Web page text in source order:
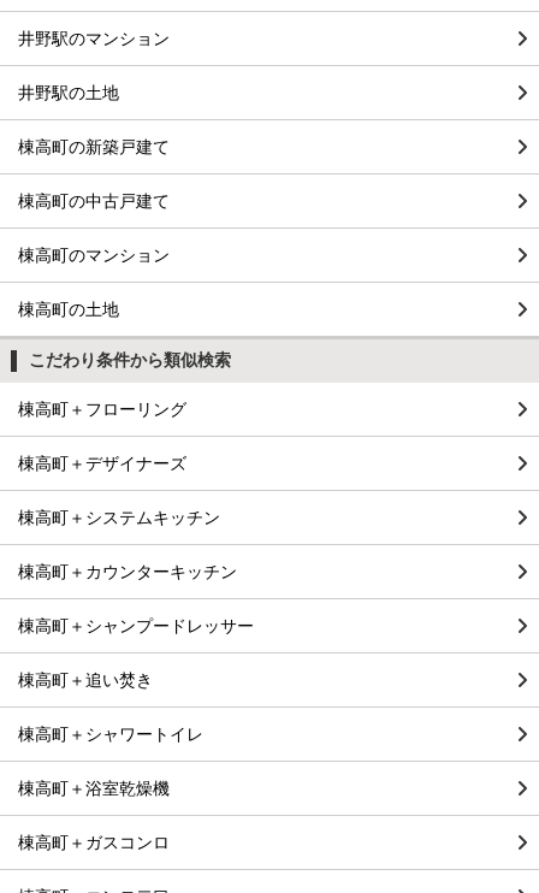
井野駅のマンション
井野駅の土地
棟高町の新築戸建て
棟高町の中古戸建て
棟高町のマンション
棟高町の土地
こだわり条件から類似検索
棟高町＋フローリング
棟高町＋デザイナーズ
棟高町＋システムキッチン
棟高町＋カウンターキッチン
棟高町＋シャンプードレッサー
棟高町＋追い焚き
棟高町＋シャワートイレ
棟高町＋浴室乾燥機
棟高町＋ガスコンロ